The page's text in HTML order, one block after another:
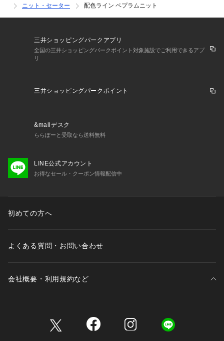
ニット・セーター
配色ライン ペプラムニット
三井ショッピングパークアプリ
全国の三井ショッピングパークポイント対象施設でご利用できるアプ
リ
三井ショッピングパークポイント
&mallデスク
ららぽーと受取なら送料無料
LINE公式アカウント
お得なセール・クーポン情報配信中
初めての方へ
よくある質問・お問い合わせ
会社概要・利用規約など